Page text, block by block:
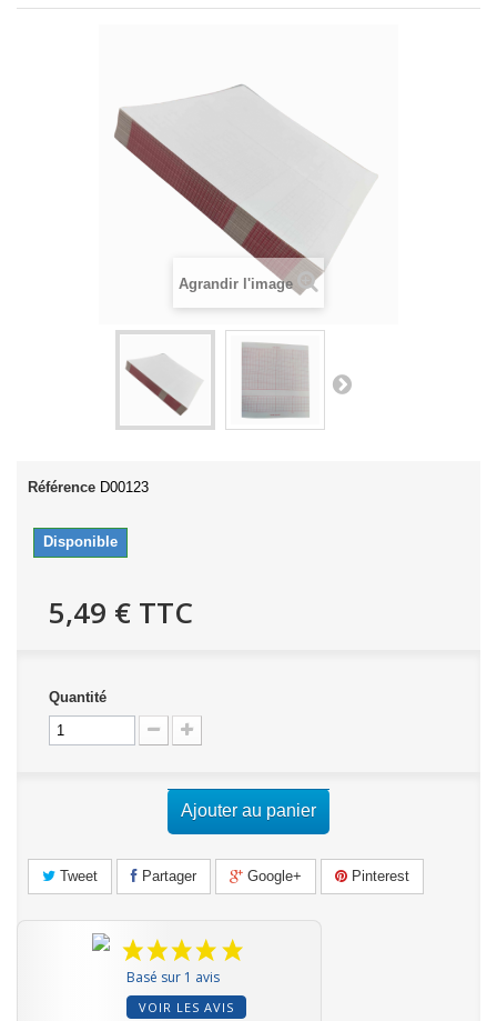
Agrandir l'image
Référence D00123
Disponible
5,49 € TTC
Quantité
Ajouter au panier
Tweet Partager Google+ Pinterest
Basé sur 1 avis
VOIR LES AVIS